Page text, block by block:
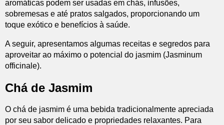
aromáticas podem ser usadas em chás, infusões,
sobremesas e até pratos salgados, proporcionando um
toque exótico e benefícios à saúde.
A seguir, apresentamos algumas receitas e segredos para
aproveitar ao máximo o potencial do jasmim (Jasminum
officinale).
Chá de Jasmim
O chá de jasmim é uma bebida tradicionalmente apreciada
por seu sabor delicado e propriedades relaxantes. Para